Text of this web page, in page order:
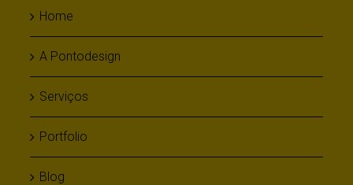
Home
A Pontodesign
Serviços
Portfolio
Blog